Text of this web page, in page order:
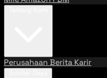
Perusahaan Berita Karir